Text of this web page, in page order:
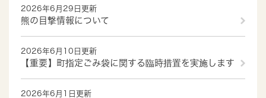
2026年6月29日更新
熊の目撃情報について
2026年6月10日更新
【重要】町指定ごみ袋に関する臨時措置を実施します
2026年6月1日更新